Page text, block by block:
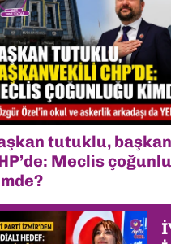
tutuklu,
Meclis